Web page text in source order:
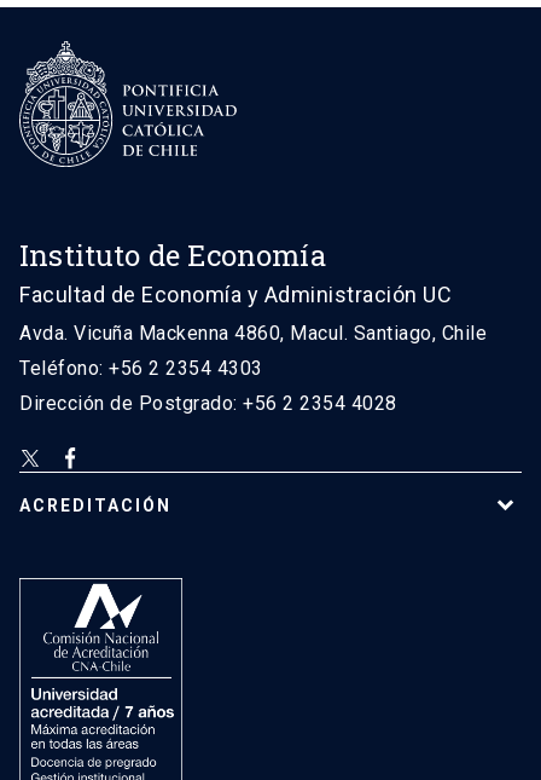
Instituto de Economía
Facultad de Economía y Administración UC
Avda. Vicuña Mackenna 4860, Macul. Santiago, Chile
Teléfono: +56 2 2354 4303
Dirección de Postgrado: +56 2 2354 4028
ACREDITACIÓN